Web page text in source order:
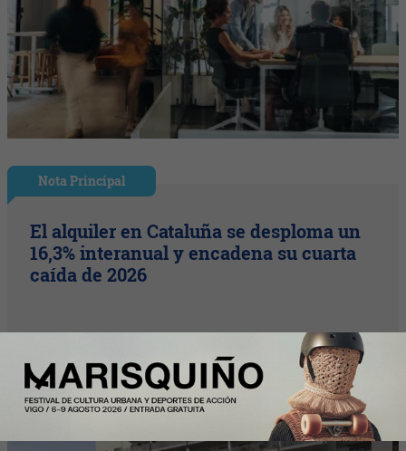
Nota Principal
El alquiler en Cataluña se desploma un
16,3% interanual y encadena su cuarta
caída de 2026